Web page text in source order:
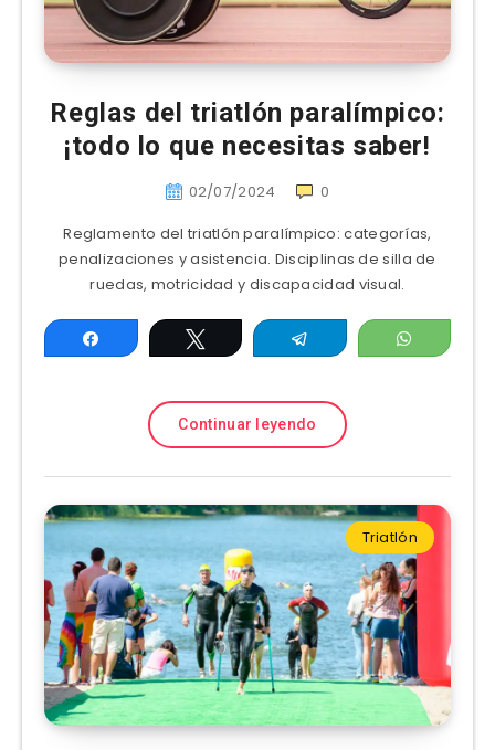
Reglas del triatlón paralímpico:
¡todo lo que necesitas saber!
02/07/2024
0
Reglamento del triatlón paralímpico: categorías,
penalizaciones y asistencia. Disciplinas de silla de
ruedas, motricidad y discapacidad visual.
Compartir Twittear Telegram
Continuar leyendo
Triatlón